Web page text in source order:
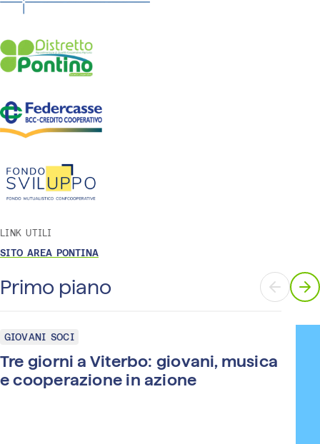
LINK UTILI
SITO AREA PONTINA
Primo piano
GIOVANI SOCI
Tre giorni a Viterbo: giovani, musica
e cooperazione in azione